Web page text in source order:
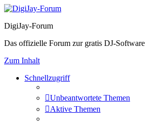
DigiJay-Forum
Das offizielle Forum zur gratis DJ-Software
Zum Inhalt
Schnellzugriff
Unbeantwortete Themen
Aktive Themen